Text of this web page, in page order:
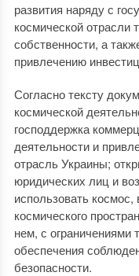
развития наряду с
космической отрасли
собственности, а
привлечению
Согласно тексту
космической
господдержка
деятельности и
отрасль Украины;
юридических лиц и
использовать
космического
нем, с ограничениями
обеспечения
безопасности.